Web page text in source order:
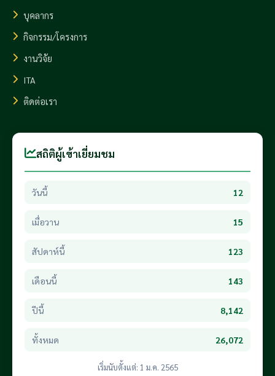
บุคลากร
กิจกรรม/โครงการ
งานวิจัย
ITA
ติดต่อเรา
สถิติผู้เข้าเยี่ยมชม
วันนี้ 12
เมื่อวาน 15
สัปดาห์นี้ 123
เดือนนี้ 143
ปีนี้ 8,142
ทั้งหมด 26,072
เริ่มนับตั้งแต่: 1 ม.ค. 2565